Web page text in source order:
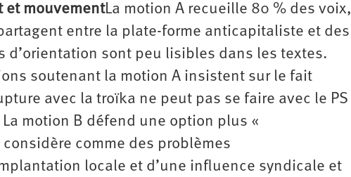
et mouvementLa motion A recueille 80 % des voix,
entre la plate-forme anticapitaliste et des
d’orientation sont peu lisibles dans les textes.
soutenant la motion A insistent sur le fait
avec la troïka ne peut pas se faire avec le PS
motion B défend une option plus «
comme des problèmes
locale et d’une influence syndicale et